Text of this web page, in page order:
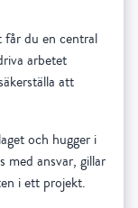
du en central
arbetet
att
och hugger i
med ansvar, gillar
i ett projekt.